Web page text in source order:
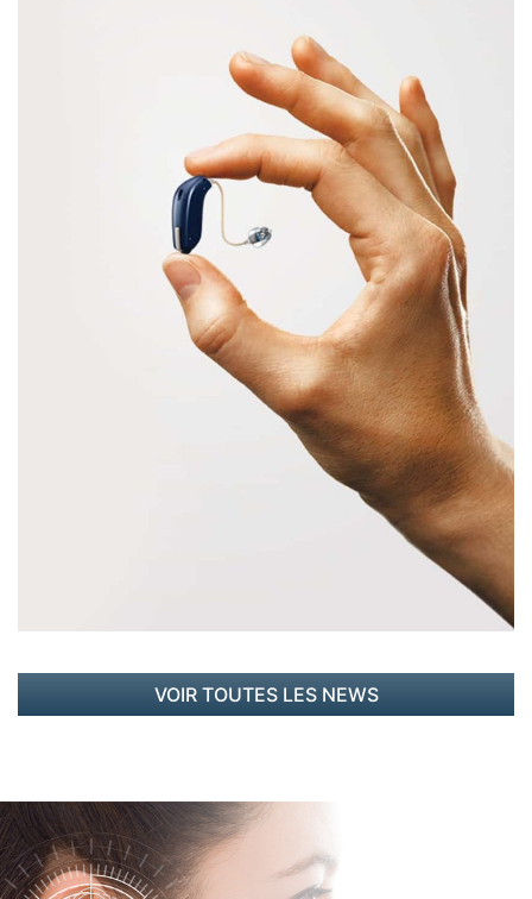
WIDEX EVOQUE
Widex Evoque est la nouvelle gamme Intelligente de
Widex. Ces aides auditives analysent de manière
intelligente et intuitive votre environnement. Elles
s'adaptent constamment à votre milieu et
permettent une qualité d'écoute optimale. Dotées
de multiples accessoires, ces aides auditives se
déclinent en différents formats et s'adaptent à
toutes les pertes auditives. Redécouvrez le plaisir
VOIR TOUTES LES NEWS